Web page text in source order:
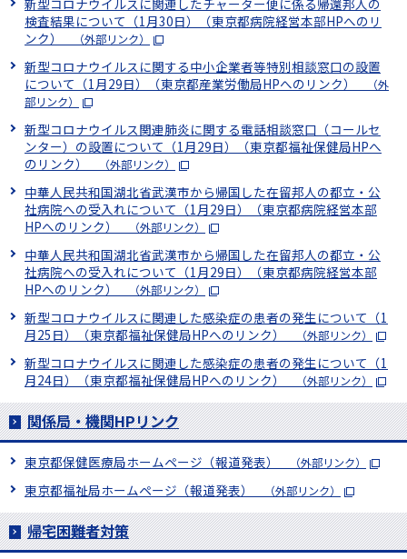
新型コロナウイルスに関連したチャーター便に係る帰還邦人の
検査結果について（1月30日）（東京都病院経営本部HPへのリ
ンク）
（外部リンク）
新型コロナウイルスに関する中小企業者等特別相談窓口の設置
について（1月29日）（東京都産業労働局HPへのリンク）
（外
部リンク）
新型コロナウイルス関連肺炎に関する電話相談窓口（コールセ
ンター）の設置について（1月29日）（東京都福祉保健局HPへ
のリンク）
（外部リンク）
中華人民共和国湖北省武漢市から帰国した在留邦人の都立・公
社病院への受入れについて（1月29日）（東京都病院経営本部
HPへのリンク）
（外部リンク）
中華人民共和国湖北省武漢市から帰国した在留邦人の都立・公
社病院への受入れについて（1月29日）（東京都病院経営本部
HPへのリンク）
（外部リンク）
新型コロナウイルスに関連した感染症の患者の発生について（1
月25日）（東京都福祉保健局HPへのリンク）
（外部リンク）
新型コロナウイルスに関連した感染症の患者の発生について（1
月24日）（東京都福祉保健局HPへのリンク）
（外部リンク）
関係局・機関HPリンク
東京都保健医療局ホームページ（報道発表） （外部リンク）
東京都福祉局ホームページ（報道発表） （外部リンク）
帰宅困難者対策